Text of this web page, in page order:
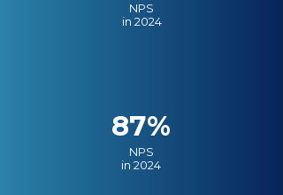
NPS
in 2024
87%
NPS
in 2024